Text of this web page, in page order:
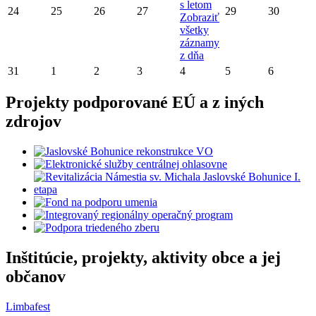
24 25 26 27
s letom
Zobraziť
všetky
záznamy
z dňa
29 30
31 1 2 3 4 5 6
Projekty podporované EÚ a z iných
zdrojov
Inštitúcie, projekty, aktivity obce a jej
občanov
Limbafest